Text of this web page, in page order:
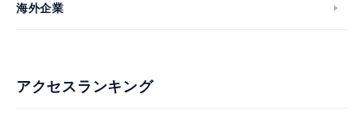
海外企業
アクセスランキング